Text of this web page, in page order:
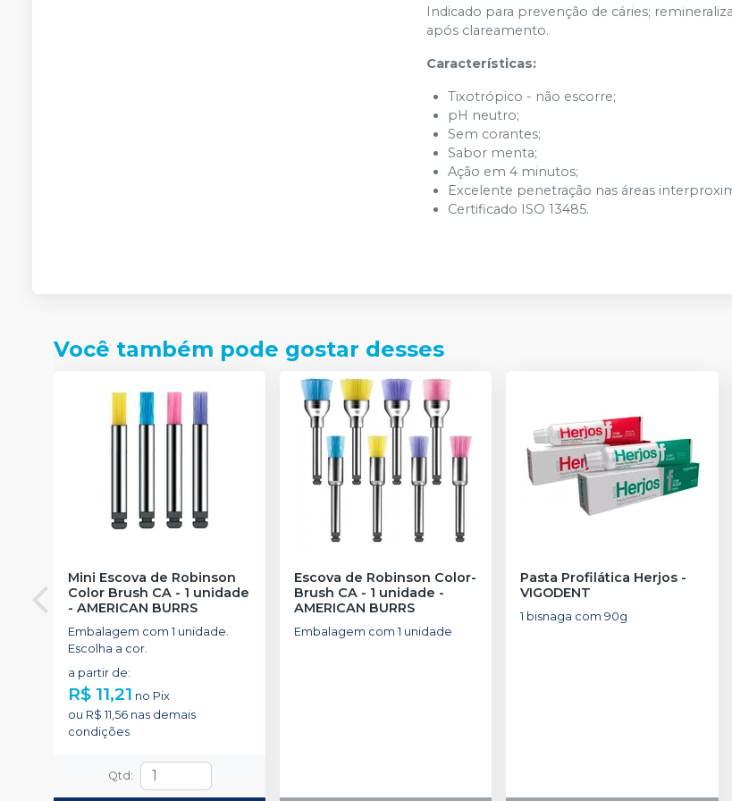
Indicado para prevenção de cáries;
após clareamento.
Características:
Tixotrópico - não escorre;
pH neutro;
Sem corantes;
Sabor menta;
Ação em 4 minutos;
Excelente penetração nas áreas
Certificado ISO 13485.
Você também pode gostar desses
Mini Escova de Robinson
Color Brush CA - 1 unidade
- AMERICAN BURRS
Embalagem com 1 unidade.
Escolha a cor.
a partir de:
R$ 11,21 no Pix
ou R$ 11,56 nas demais
condições
Qtd :
Escova de Robinson Color-
Brush CA - 1 unidade -
AMERICAN BURRS
Embalagem com 1 unidade
Pasta Profilática Herjos -
VIGODENT
1 bisnaga com 90g